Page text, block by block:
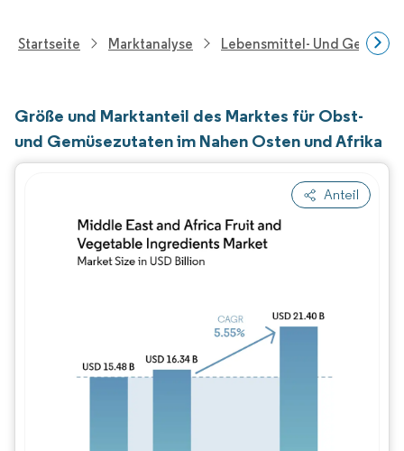
Startseite Marktanalyse Lebensmittel- Und
Größe und Marktanteil des Marktes für Obst-
und Gemüsezutaten im Nahen Osten und Afrika
Anteil